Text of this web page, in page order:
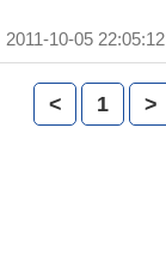
2011-10-05 22:05:12
< 1 >